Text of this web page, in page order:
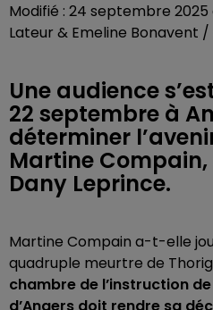
Modifié : 24 septembre 2025
Lateur & Emeline Bonavent
Une audience
22 septembre à
déterminer
Martine
Dany Leprince.
Martine Compain a-t-elle
quadruple meurtre de
chambre de l’instruction